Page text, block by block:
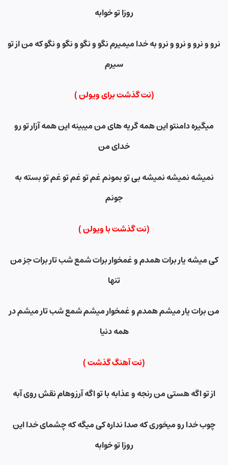
روزا تو خوابه
نرو و نرو و نرو و نرو به خدا میمیرم نگو و نگو و نگو و نگو که من از تو
سیرم
(نت گذشت برای ویولن )
میگیره دامنتو این همه گریه های من میبینه این همه آزار تو رو
خدای من
نمیشه نمیشه نمیشه بی تو بمونم غم تو غم تو غم تو بسته به
جونم
(نت گذشتبا ویولن )
کی میشه یار برات همدم و غمخوار برات شمع شب تار برات جز من
تنها
من برات یار میشم همدم و غمخوار میشم شمع شب تار میشم در
همه دنیا
(نت آهنگ گذشت)
از تو اگه هستی من رنجه و عذابه با تو اگه آرزوهام نقش روی آبه
چوب خدا رو میخوری که صدا نداره کی میگه که چشمای خدا این
روزا تو خوابه